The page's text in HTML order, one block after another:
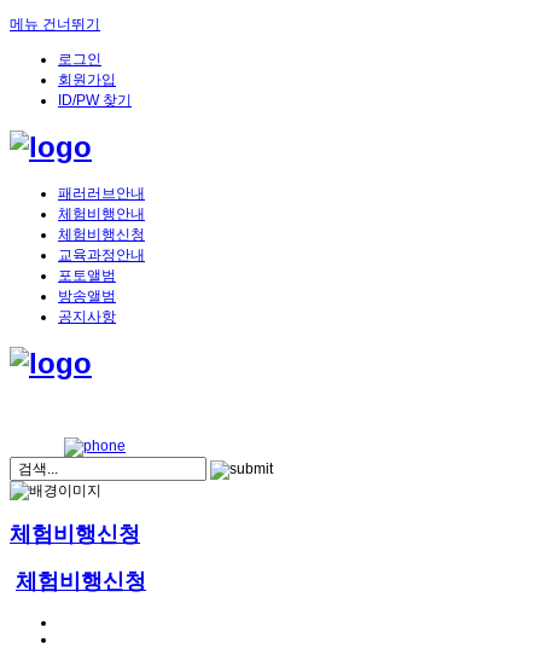
메뉴 건너뛰기
로그인
회원가입
ID/PW 찾기
패러러브안내
체험비행안내
체험비행신청
교육과정안내
포토앨범
방송앨범
공지사항
체험비행신청
체험비행신청